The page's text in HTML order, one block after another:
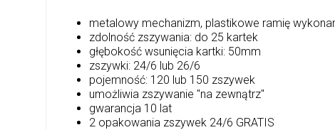
metalowy mechanizm, plastikowe ramię
zdolność zszywania: do 25 kartek
głębokość wsunięcia kartki: 50mm
zszywki: 24/6 lub 26/6
pojemność: 120 lub 150 zszywek
umożliwia zszywanie "na zewnątrz"
gwarancja 10 lat
2 opakowania zszywek 24/6 GRATIS